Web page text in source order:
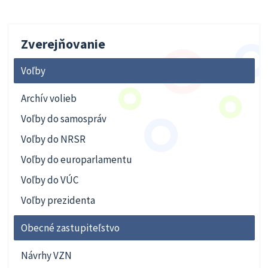
Zverejňovanie
Voľby
Archív volieb
Voľby do samospráv
Voľby do NRSR
Voľby do europarlamentu
Voľby do VÚC
Voľby prezidenta
Obecné zastupiteľstvo
Návrhy VZN